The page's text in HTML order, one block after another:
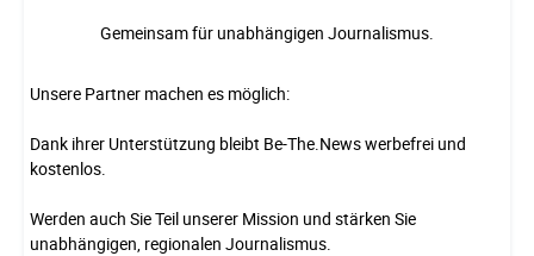
Gemeinsam für unabhängigen Journalismus.
Unsere Partner machen es möglich:
Dank ihrer Unterstützung bleibt Be-The.News werbefrei und
kostenlos.
Werden auch Sie Teil unserer Mission und stärken Sie
unabhängigen, regionalen Journalismus.